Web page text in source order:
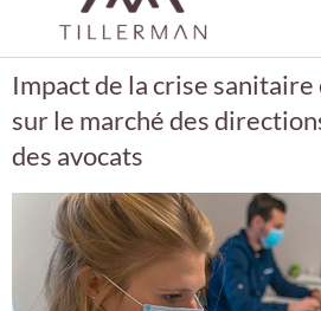
Impact de la crise
sur le marché des
des avocats